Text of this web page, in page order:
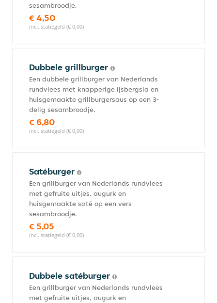
sesambroodje.
€ 4,50
incl. statiegeld (€ 0,00)
Dubbele grillburger
Een dubbele grillburger van Nederlands
rundvlees met knapperige ijsbergsla en
huisgemaakte grillburgersaus op een 3-
delig sesambroodje.
€ 6,80
incl. statiegeld (€ 0,00)
Satéburger
Een grillburger van Nederlands rundvlees
met gefruite uitjes, augurk en
huisgemaakte saté op een vers
sesambroodje.
€ 5,05
incl. statiegeld (€ 0,00)
Dubbele satéburger
Een grillburger van Nederlands rundvlees
met gefruite uitjes, augurk en